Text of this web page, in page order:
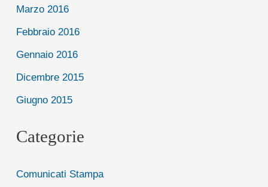
Marzo 2016
Febbraio 2016
Gennaio 2016
Dicembre 2015
Giugno 2015
Categorie
Comunicati Stampa